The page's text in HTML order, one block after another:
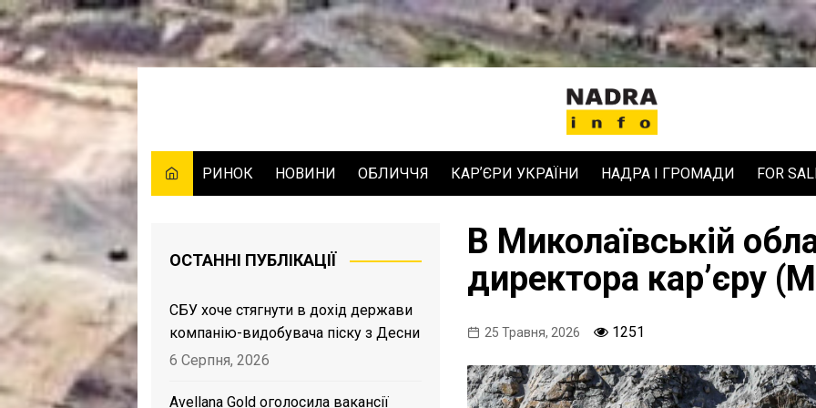
Skip
to
РИНОК НОВИНИ ОБЛИЧЧЯ КАРʼЄРИ УКРАЇНИ НАДРА І ГРОМАДИ FOR
В Миколаївській
директора кар’єру
25 Травня, 2026 1251
ОСТАННІ ПУБЛІКАЦІЇ
СБУ хоче стягнути в дохід держави
компанію-видобувача піску з Десни
6 Серпня, 2026
Avellana Gold оголосила вакансії